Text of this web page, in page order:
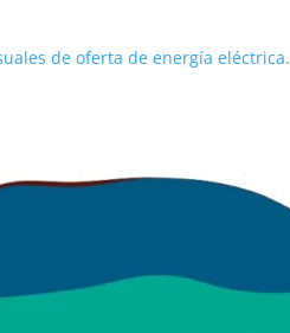
de oferta de energía eléctrica.